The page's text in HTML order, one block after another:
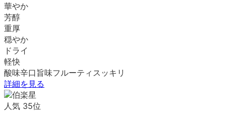
華やか
芳醇
重厚
穏やか
ドライ
軽快
酸味辛口 旨味フルーティ スッキリ
詳細を見る
人気 35位